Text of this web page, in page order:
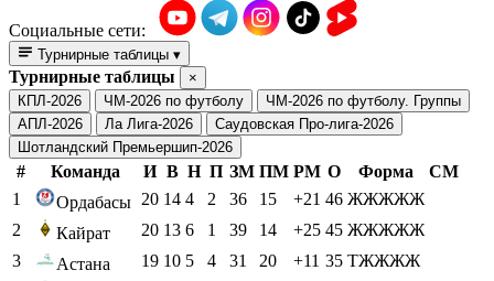
Социальные сети:
Турнирные таблицы ▾
Турнирные таблицы
×
КПЛ-2026
ЧМ-2026 по футболу
ЧМ-2026 по футболу. Группы
АПЛ-2026
Ла Лига-2026
Саудовская Про-лига-2026
Шотландский Премьершип-2026
# Команда И В Н П ЗМ ПМ РМ О Форма
СМ
1
Ордабасы 20 14 4 2 36 15 +21 46 ЖЖЖЖЖ
2
Кайрат 20 13 6 1 39 14 +25 45 ЖЖЖЖЖ
3
Астана 19 10 5 4 31 20 +11 35 ТЖЖЖЖ